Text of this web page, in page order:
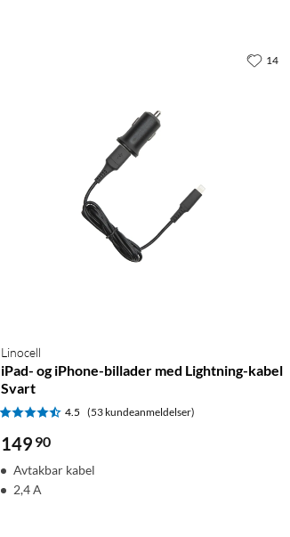
Linocell
iPad- og iPhone-billader med Lightning-kabel
Svart
4.5 (53 kundeanmeldelser)
149 90
Avtakbar kabel
2,4 A
14